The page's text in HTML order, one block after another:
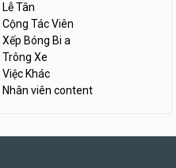
Lễ Tân
Cộng Tác Viên
Xếp Bóng Bi a
Trông Xe
Việc Khác
Nhân viên content